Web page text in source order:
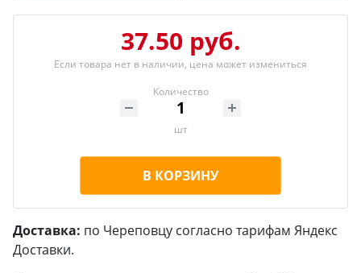
37.50 руб.
Если товара нет в наличии, цена может измениться
Количество
шт
В КОРЗИНУ
Доставка: по Череповцу согласно тарифам Яндекс
Доставки.